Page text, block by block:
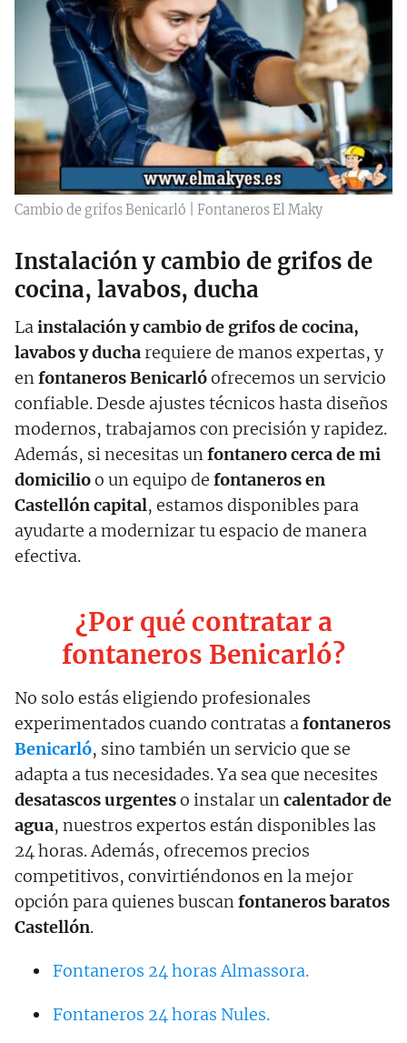
Cambio de grifos Benicarló | Fontaneros El Maky
Instalación y cambio de grifos de
cocina, lavabos, ducha
Lainstalación y cambio de grifos de cocina,
lavabos y ducharequiere de manos expertas, y
enfontaneros Benicarlóofrecemos un servicio
confiable. Desde ajustes técnicos hasta diseños
modernos, trabajamos con precisión y rapidez.
Además, si necesitas unfontanero cerca de mi
domicilioo un equipo de fontaneros en
Castellóncapital, estamos disponibles para
ayudarte a modernizar tu espacio de manera
efectiva.
¿Por qué contratar a
fontaneros Benicarló?
No solo estás eligiendo profesionales
experimentados cuando contratas afontaneros
Benicarló, sino también un servicio que se
adapta a tus necesidades. Ya sea que necesites
desatascos urgenteso instalar uncalentador de
agua, nuestros expertos están disponibles las
24 horas. Además, ofrecemos precios
competitivos, convirtiéndonos en la mejor
opción para quienes buscanfontaneros baratos
Castellón.
Fontaneros 24 horas Almassora.
Fontaneros 24 horas Nules.